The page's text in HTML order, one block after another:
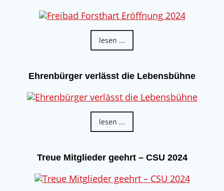
lesen ...
Ehrenbürger verlässt die Lebensbühne
lesen ...
Treue Mitglieder geehrt – CSU 2024